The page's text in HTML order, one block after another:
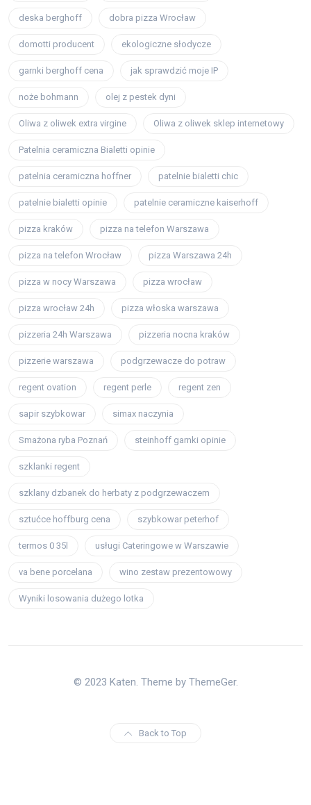
deska berghoff dobra pizza Wrocław
domotti producent ekologiczne słodycze
garnki berghoff cena jak sprawdzić moje IP
noże bohmann olej z pestek dyni
Oliwa z oliwek extra virgine Oliwa z oliwek sklep internetowy
Patelnia ceramiczna Bialetti opinie
patelnia ceramiczna hoffner patelnie bialetti chic
patelnie bialetti opinie patelnie ceramiczne kaiserhoff
pizza kraków pizza na telefon Warszawa
pizza na telefon Wrocław pizza Warszawa 24h
pizza w nocy Warszawa pizza wrocław
pizza wrocław 24h pizza włoska warszawa
pizzeria 24h Warszawa pizzeria nocna kraków
pizzerie warszawa podgrzewacze do potraw
regent ovation regent perle regent zen
sapir szybkowar simax naczynia
Smażona ryba Poznań steinhoff garnki opinie
szklanki regent
szklany dzbanek do herbaty z podgrzewaczem
sztućce hoffburg cena szybkowar peterhof
termos 0 35l usługi Cateringowe w Warszawie
va bene porcelana wino zestaw prezentowowy
Wyniki losowania dużego lotka
© 2023 Katen. Theme by ThemeGer.
Back to Top